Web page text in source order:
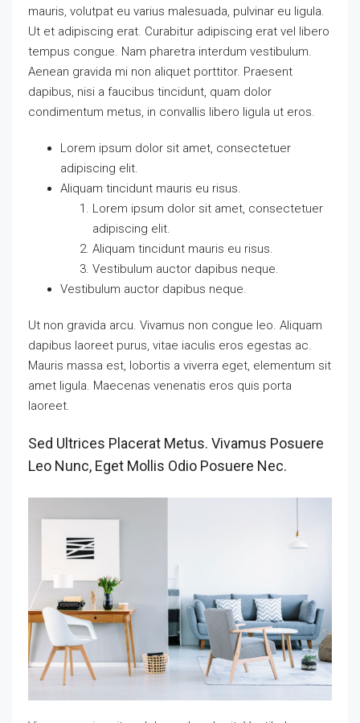
mauris, volutpat eu varius malesuada, pulvinar eu ligula.
Ut et adipiscing erat. Curabitur adipiscing erat vel libero
tempus congue. Nam pharetra interdum vestibulum.
Aenean gravida mi non aliquet porttitor. Praesent
dapibus, nisi a faucibus tincidunt, quam dolor
condimentum metus, in convallis libero ligula ut eros.
Lorem ipsum dolor sit amet, consectetuer
adipiscing elit.
Aliquam tincidunt mauris eu risus.
Lorem ipsum dolor sit amet, consectetuer
adipiscing elit.
Aliquam tincidunt mauris eu risus.
Vestibulum auctor dapibus neque.
Vestibulum auctor dapibus neque.
Ut non gravida arcu. Vivamus non congue leo. Aliquam
dapibus laoreet purus, vitae iaculis eros egestas ac.
Mauris massa est, lobortis a viverra eget, elementum sit
amet ligula. Maecenas venenatis eros quis porta
laoreet.
Sed Ultrices Placerat Metus. Vivamus Posuere
Leo Nunc, Eget Mollis Odio Posuere Nec.